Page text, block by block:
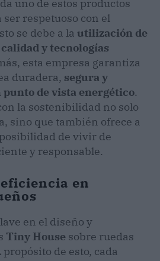
uno de estos productos
respetuoso con el
se debe a la utilización de
y tecnologías
esta empresa garantiza
duradera, segura y
punto de vista energético.
la sostenibilidad no solo
sino que también ofrece a
de vivir de
y responsable.
en
en el diseño y
Tiny House sobre ruedas
de esto, cada